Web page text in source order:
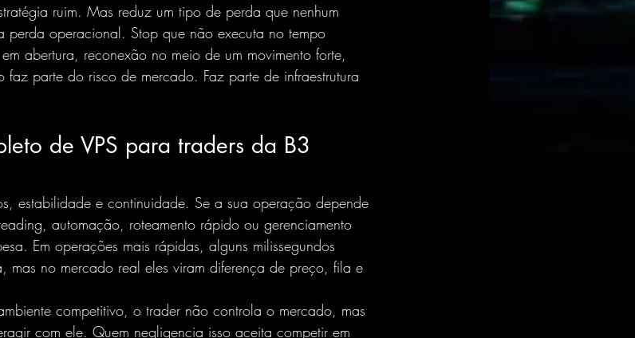
ruim. Mas reduz um tipo de perda que nenhum
perda operacional. Stop que não executa no tempo
abertura, reconexão no meio de um movimento forte,
parte do risco de mercado. Faz parte de infraestrutura
de VPS para traders da B3
estabilidade e continuidade. Se a sua operação depende
automação, roteamento rápido ou gerenciamento
Em operações mais rápidas, alguns milissegundos
mas no mercado real eles viram diferença de preço, fila e
competitivo, o trader não controla o mercado, mas
com ele. Quem negligencia isso aceita competir em